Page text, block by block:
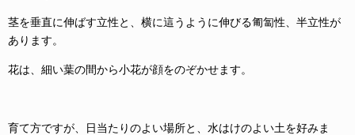
茎を垂直に伸ばす立性と、横に這うように伸びる匍匐性、半立性が
あります。
花は、細い葉の間から小花が顔をのぞかせます。
育て方ですが、日当たりのよい場所と、水はけのよい土を好みま